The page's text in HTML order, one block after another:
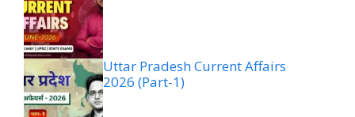
Uttar Pradesh Current Affairs
2026 (Part-1)